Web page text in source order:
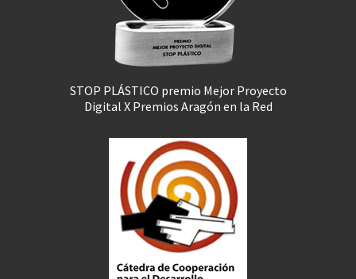
STOP PLÁSTICO premio Mejor Proyecto
Digital X Premios Aragón en la Red